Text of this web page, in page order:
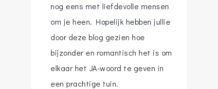
nog eens met liefdevolle mensen
om je heen. Hopelijk hebben jullie
door deze blog gezien hoe
bijzonder en romantisch het is om
elkaar het JA-woord te geven in
een prachtige tuin.